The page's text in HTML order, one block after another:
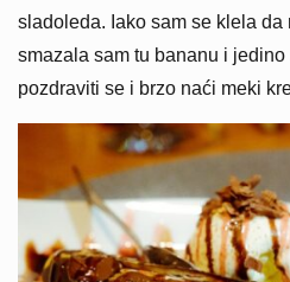
sladoleda. Iako sam se klela da
smazala sam tu bananu i
pozdraviti se i brzo naći meki